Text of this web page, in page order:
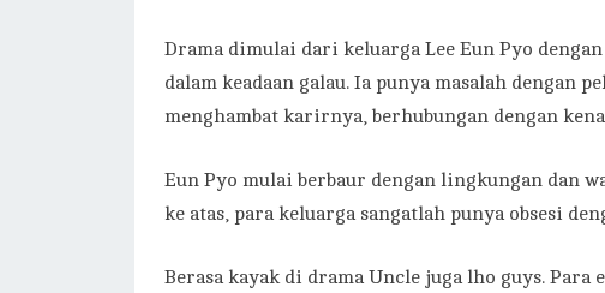
Drama dimulai dari keluarga Lee Eun Pyo
dalam keadaan galau. Ia punya masalah dengan
menghambat karirnya, berhubungan dengan
Eun Pyo mulai berbaur dengan lingkungan dan
ke atas, para keluarga sangatlah punya obsesi
Berasa kayak di drama Uncle juga lho guys. Para